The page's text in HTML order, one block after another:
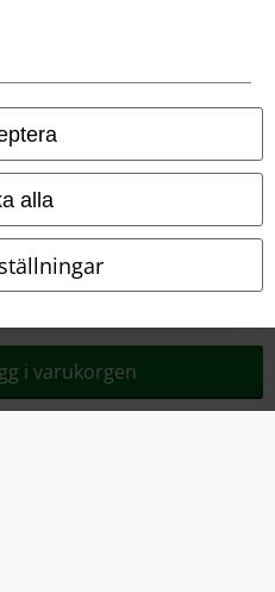
alla
i varukorgen